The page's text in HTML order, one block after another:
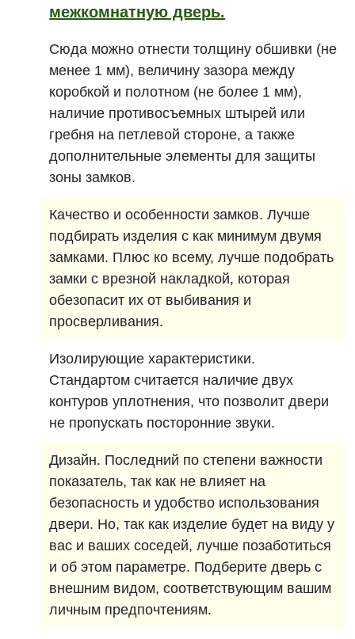
межкомнатную дверь.
Сюда можно отнести толщину обшивки (не
менее 1 мм), величину зазора между
коробкой и полотном (не более 1 мм),
наличие противосъемных штырей или
гребня на петлевой стороне, а также
дополнительные элементы для защиты
зоны замков.
Качество и особенности замков. Лучше
подбирать изделия с как минимум двумя
замками. Плюс ко всему, лучше подобрать
замки с врезной накладкой, которая
обезопасит их от выбивания и
просверливания.
Изолирующие характеристики.
Стандартом считается наличие двух
контуров уплотнения, что позволит двери
не пропускать посторонние звуки.
Дизайн. Последний по степени важности
показатель, так как не влияет на
безопасность и удобство использования
двери. Но, так как изделие будет на виду у
вас и ваших соседей, лучше позаботиться
и об этом параметре. Подберите дверь с
внешним видом, соответствующим вашим
личным предпочтениям.